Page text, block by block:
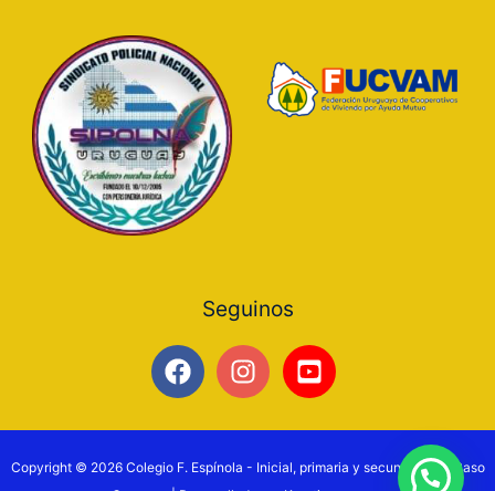
Seguinos
Copyright © 2026 Colegio F. Espínola - Inicial, primaria y secundaria en Paso